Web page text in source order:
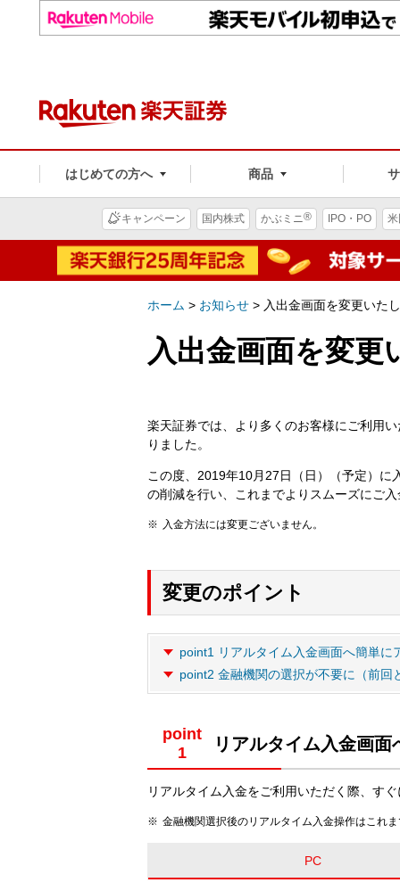
はじめての方へ 商品
キャンペーン 国内株式 かぶミニ® IPO・PO
ホーム > お知らせ > 入出金画面を変更いた
入出金画面を変更
楽天証券では、より多くのお客様にご利用
りました。
この度、2019年10月27日（日）（予定）
の削減を行い、これまでよりスムーズにご
入金方法には変更ございません。
変更のポイント
point1 リアルタイム入金画面へ簡単に
point2 金融機関の選択が不要に（前回
point リアルタイム入金画
リアルタイム入金をご利用いただく際、す
金融機関選択後のリアルタイム入金操作はこれ
PC